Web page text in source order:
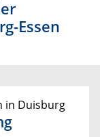
Essen
in Duisburg